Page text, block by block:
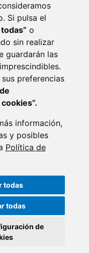
Si pulsa el
o
sin realizar
guardarán las
preferencias
información,
y posibles
Política de
todas
todas
de
EXTERNO AL